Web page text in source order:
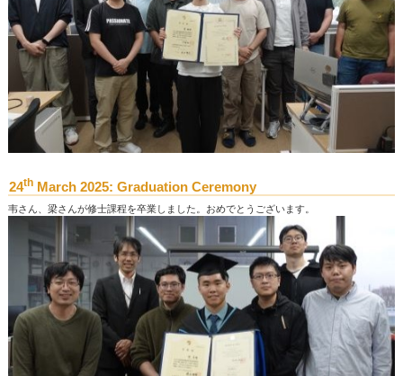
24thMarch 2025: Graduation Ceremony
韦さん、梁さんが修士課程を卒業しました。おめでとうございます。